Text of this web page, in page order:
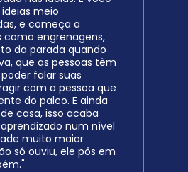
meio
e começa a
como engrenagens,
da parada quando
que as pessoas têm
falar suas
com a pessoa que
do palco. E ainda
casa, isso acaba
num nível
muito maior
só ouviu, ele pôs em